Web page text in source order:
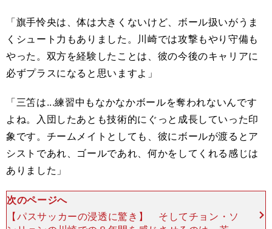
「旗手怜央は、体は大きくないけど、ボール扱いがうま
くシュート力もありました。川崎では攻撃もやり守備も
やった。双方を経験したことは、彼の今後のキャリアに
必ずプラスになると思いますよ」
「三笘は...練習中もなかなかボールを奪われないんです
よね。入団したあとも技術的にぐっと成長していった印
象です。チームメイトとしても、彼にボールが渡るとア
シストであれ、ゴールであれ、何かをしてくれる感じは
ありました」
次のページへ
【パスサッカーの浸透に驚き】 そしてチョン・ソ